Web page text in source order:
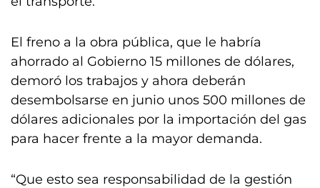
El freno a la obra pública, que le habría
ahorrado al Gobierno 15 millones de dólares,
demoró los trabajos y ahora deberán
desembolsarse en junio unos 500 millones de
dólares adicionales por la importación del gas
para hacer frente a la mayor demanda.
“Que esto sea responsabilidad de la gestión